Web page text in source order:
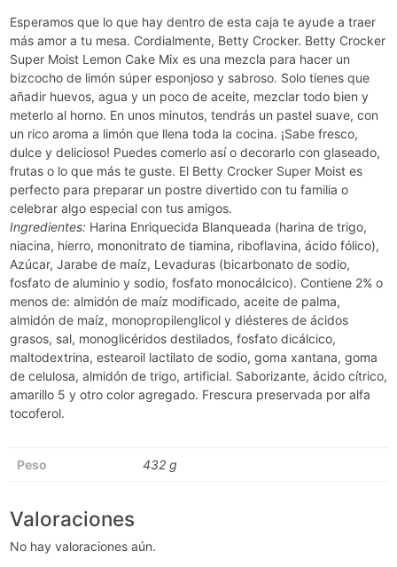
Esperamos que lo que hay dentro de esta caja te ayude a traer
más amor a tu mesa. Cordialmente, Betty Crocker. Betty Crocker
Super Moist Lemon Cake Mix es una mezcla para hacer un
bizcocho de limón súper esponjoso y sabroso. Solo tienes que
añadir huevos, agua y un poco de aceite, mezclar todo bien y
meterlo al horno. En unos minutos, tendrás un pastel suave, con
un rico aroma a limón que llena toda la cocina. ¡Sabe fresco,
dulce y delicioso! Puedes comerlo así o decorarlo con glaseado,
frutas o lo que más te guste. El Betty Crocker Super Moist es
perfecto para preparar un postre divertido con tu familia o
celebrar algo especial con tus amigos.
Ingredientes: Harina Enriquecida Blanqueada (harina de trigo,
niacina, hierro, mononitrato de tiamina, riboflavina, ácido fólico),
Azúcar, Jarabe de maíz, Levaduras (bicarbonato de sodio,
fosfato de aluminio y sodio, fosfato monocálcico). Contiene 2% o
menos de: almidón de maíz modificado, aceite de palma,
almidón de maíz, monopropilenglicol y diésteres de ácidos
grasos, sal, monoglicéridos destilados, fosfato dicálcico,
maltodextrina, estearoil lactilato de sodio, goma xantana, goma
de celulosa, almidón de trigo, artificial. Saborizante, ácido cítrico,
amarillo 5 y otro color agregado. Frescura preservada por alfa
tocoferol.
Peso 432 g
Valoraciones
No hay valoraciones aún.